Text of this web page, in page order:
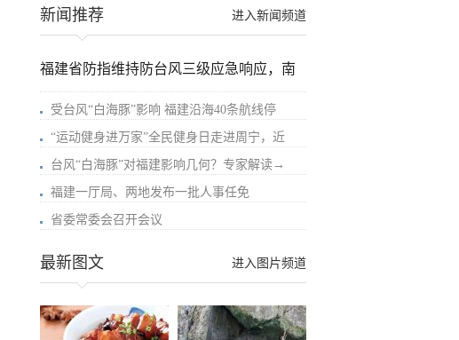
进入新闻频道
新闻推荐
福建省防指维持防台风三级应急响应，南
受台风“白海豚”影响 福建沿海40条航线停
“运动健身进万家”全民健身日走进周宁，近
台风“白海豚”对福建影响几何？专家解读→
福建一厅局、两地发布一批人事任免
省委常委会召开会议
进入图片频道
最新图文